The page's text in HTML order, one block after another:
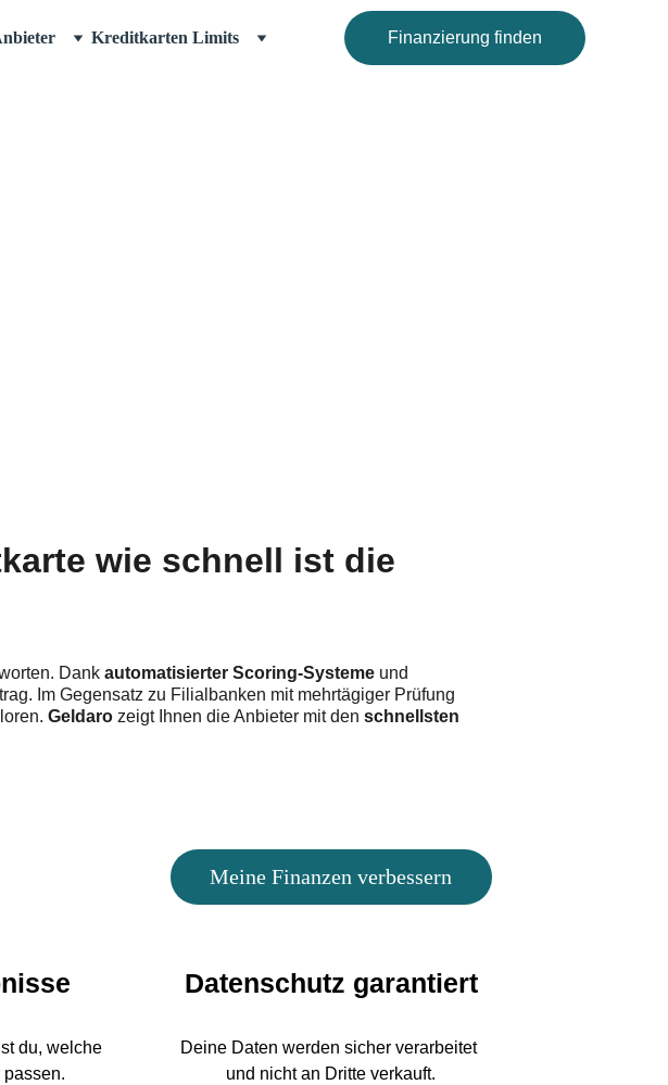
Kreditkarten Limits Finanzierung finden
wie schnell ist die
Dank automatisierter Scoring-Systeme und
Im Gegensatz zu Filialbanken mit mehrtägiger Prüfung
Geldaro zeigt Ihnen die Anbieter mit den schnellsten
du, welche
passen.
Datenschutz garantiert
Deine Daten werden sicher verarbeitet
und nicht an Dritte verkauft.
Meine Finanzen verbessern